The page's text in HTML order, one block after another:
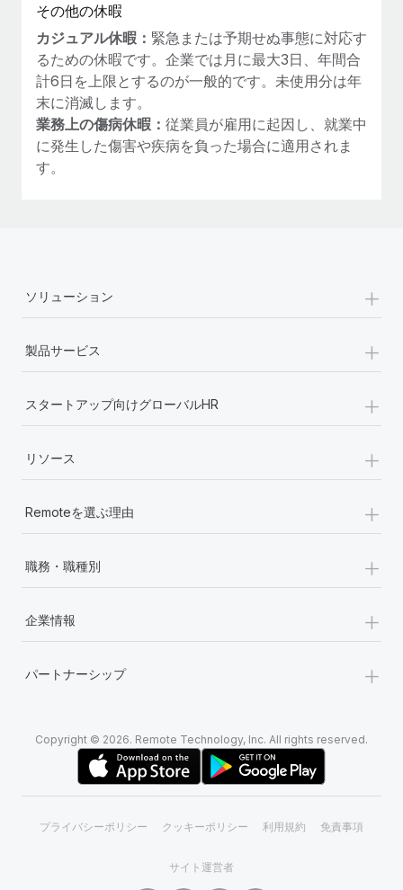
その他の休暇
カジュアル休暇： 緊急または予期せぬ事態に対応す
るための休暇です。企業では月に最大3日、年間合
計6日を上限とするのが一般的です。未使用分は年
末に消滅します。
業務上の傷病休暇： 従業員が雇用に起因し、就業中
に発生した傷害や疾病を負った場合に適用されま
す。
ソリューション +
製品サービス +
スタートアップ向けグローバルHR +
リソース +
Remoteを選ぶ理由 +
職務・職種別 +
企業情報 +
パートナーシップ +
Copyright © 2026. Remote Technology, Inc. All rights reserved.
プライバシーポリシー クッキーポリシー 利用規約 免責事項
サイト運営者